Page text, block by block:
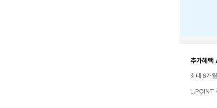
추가혜택
최대 6개
L.POINT